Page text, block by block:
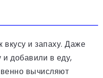
вкусу и запаху. Даже
и добавили в еду,
вычисляют